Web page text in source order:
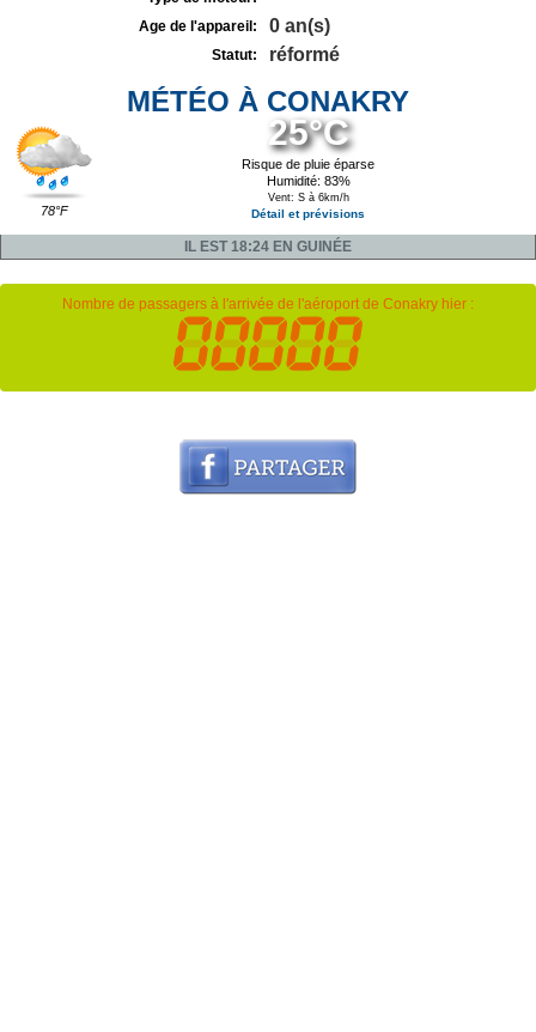
Age de l'appareil:
0 an(s)
Statut: réformé
MÉTÉO À CONAKRY
78°F
25°C
Risque de pluie éparse
Humidité: 83%
Vent: S à 6km/h
Détail et prévisions
IL EST 18:24 EN GUINÉE
Nombre de passagers à l'arrivée de l'aéroport de Conakry hier :